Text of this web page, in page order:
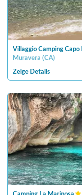
Villaggio Camping Capo
Muravera (CA)
Zeige Details